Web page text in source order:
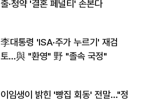
출·청약 '결혼 페널티' 손본다
李대통령 'ISA·주가 누르기' 재검
토…與 "환영" 野 "졸속 국정"
이임생이 밝힌 '빵집 회동' 전말…"정